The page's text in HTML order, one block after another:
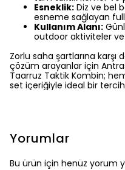
Esneklik: Diz ve bel
esneme sağlayan full
Kullanım Alanı:
outdoor aktiviteler ve
Zorlu saha şartlarına karşı
çözüm arayanlar için
Taarruz Taktik Kombin;
set içeriğiyle ideal bir
Yorumlar
Bu ürün için henüz yorum